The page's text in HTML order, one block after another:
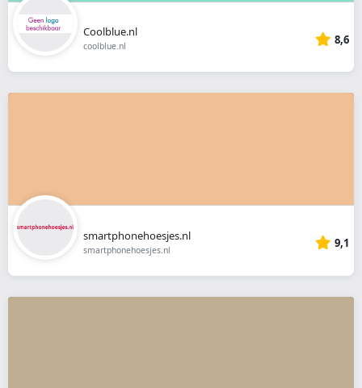
Coolblue.nl
coolblue.nl 8,6
smartphonehoesjes.nl
smartphonehoesjes.nl 9,1